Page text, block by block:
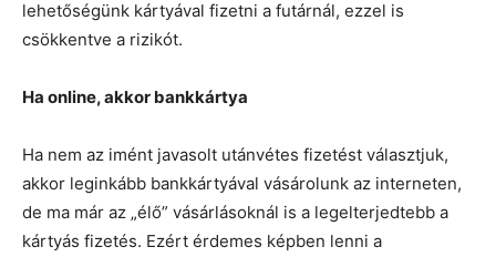
lehetőségünk kártyával fizetni a futárnál, ezzel is
csökkentve a rizikót.
Ha online, akkor bankkártya
Ha nem az imént javasolt utánvétes fizetést választjuk,
akkor leginkább bankkártyával vásárolunk az interneten,
de ma már az „élő” vásárlásoknál is a legelterjedtebb a
kártyás fizetés. Ezért érdemes képben lenni a